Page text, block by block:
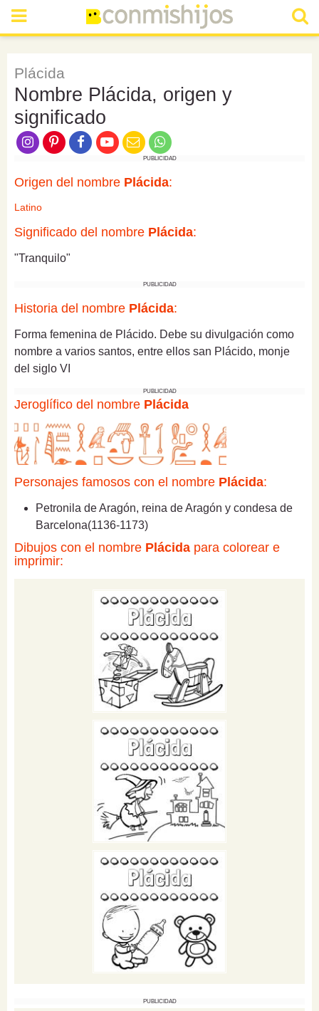
Plácida
Nombre Plácida, origen y
significado
PUBLICIDAD
Origen del nombre Plácida:
Latino
Significado del nombre Plácida:
"Tranquilo"
PUBLICIDAD
Historia del nombre Plácida:
Forma femenina de Plácido. Debe su divulgación como
nombre a varios santos, entre ellos san Plácido, monje
del siglo VI
PUBLICIDAD
Jeroglífico del nombre Plácida
Personajes famosos con el nombre Plácida:
Petronila de Aragón, reina de Aragón y condesa de
Barcelona(1136-1173)
Dibujos con el nombre Plácida para colorear e
imprimir:
PUBLICIDAD